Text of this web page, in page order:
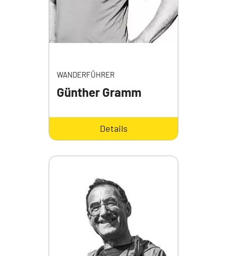
WANDERFÜHRER
Günther Gramm
Details